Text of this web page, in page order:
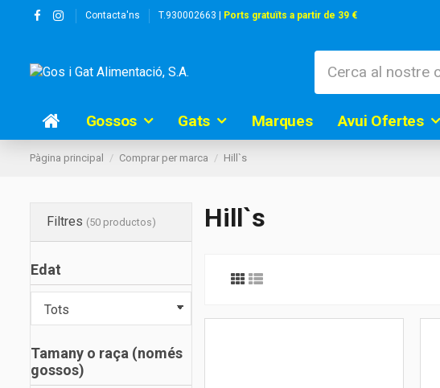
Contacta'ns T.930002663 | Ports gratuïts a partir de 39 €
Gossos Gats Marques Avui Ofertes
Pàgina principal Comprar per marca Hill`s
Hill`s
Filtres (50 productos)
Edat
Tamany o raça (només
gossos)